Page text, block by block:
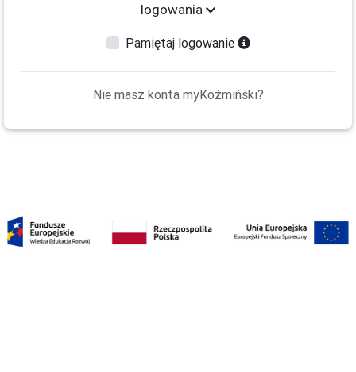
logowania
Pamiętaj logowanie
Nie masz konta myKoźmiński?